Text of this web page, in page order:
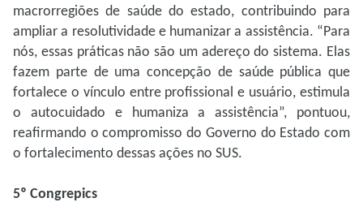
macrorregiões de saúde do estado, contribuindo para
ampliar a resolutividade e humanizar a assistência. “Para
nós, essas práticas não são um adereço do sistema. Elas
fazem parte de uma concepção de saúde pública que
fortalece o vínculo entre profissional e usuário, estimula
o autocuidado e humaniza a assistência”, pontuou,
reafirmando o compromisso do Governo do Estado com
o fortalecimento dessas ações no SUS.
5º Congrepics